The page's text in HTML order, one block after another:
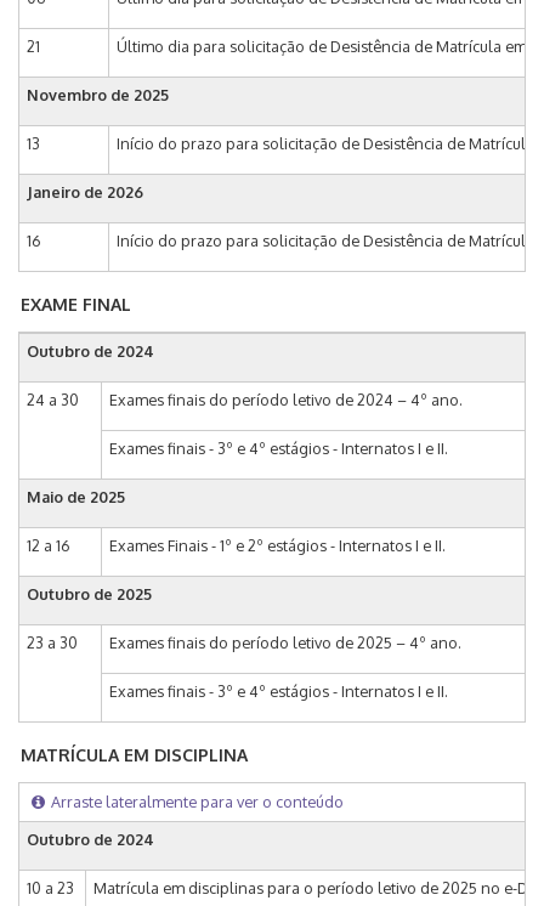
21 Último dia para solicitação de Desistência de Matrícula em
Novembro de 2025
13 Início do prazo para solicitação de Desistência de Matrícula
Janeiro de 2026
16 Início do prazo para solicitação de Desistência de
EXAME FINAL
Outubro de 2024
24 a 30 Exames finais do período letivo de 2024 – 4º ano.
Exames finais - 3º e 4º estágios - Internatos I e II.
Maio de 2025
12 a 16 Exames Finais - 1º e 2º estágios - Internatos I e II.
Outubro de 2025
23 a 30 Exames finais do período letivo de 2025 – 4º ano.
Exames finais - 3º e 4º estágios - Internatos I e II.
MATRÍCULA EM DISCIPLINA
Arraste lateralmente para ver o conteúdo
Outubro de 2024
10 a 23 Matrícula em disciplinas para o período letivo de 2025 no e-